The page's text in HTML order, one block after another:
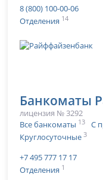
8 (800) 100-00-06
Отделения 14
Банкоматы
лицензия № 3292
Все банкоматы 13 С
Круглосуточные 3
+7 495 777 17 17
Отделения 1